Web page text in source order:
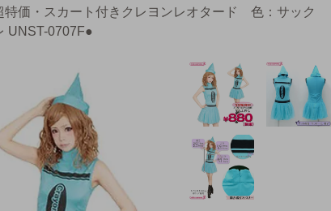
価・スカート付きクレヨンレオタード 色：サック
UNST-0707F●